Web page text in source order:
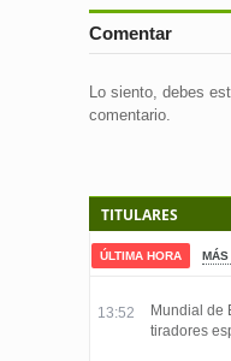
Comentar
Lo siento, debes
comentario.
TITULARES
ÚLTIMA HORA
13:52
Mundial de
tiradores